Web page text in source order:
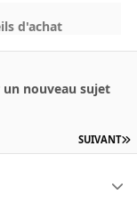
d'achat
un nouveau sujet
SUIVANT